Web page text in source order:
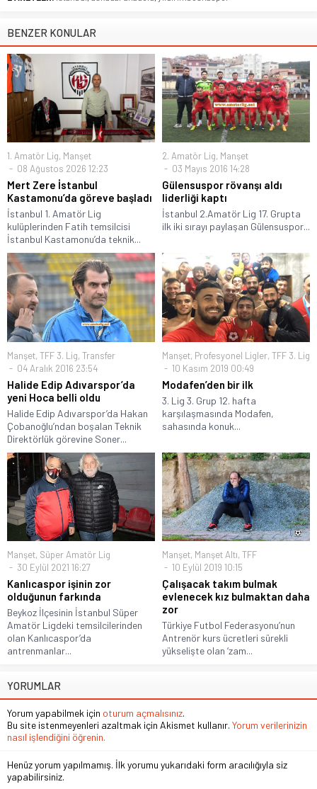
BENZER KONULAR
1. Amatör Lig, Manşet
08 Ağustos 2026 12:23
Mert Zere İstanbul
Kastamonu’da göreve başladı
İstanbul 1. Amatör Lig
kulüplerinden Fatih temsilcisi
İstanbul Kastamonu’da teknik...
2. Amatör Lig, Manşet
03 Mayıs 2016 14:28
Gülensuspor rövanşı aldı
liderliği kaptı
İstanbul 2.Amatör Lig 17. Grupta
ilk iki sırayı paylaşan Gülensuspor...
Manşet, TFF 3. Lig, Transfer
04 Aralık 2016 23:54
Halide Edip Adıvarspor’da
yeni Hoca belli oldu
Halide Edip Adıvarspor’da Hakan
Çobanoğlu’ndan boşalan Teknik
Direktörlük görevine Soner...
Manşet, Profesyonel Ligler, TFF 3. Lig
10 Kasım 2019 00:49
Modafen’den bir ilk
3. Lig 3. Grup 12. hafta
karşılaşmasında Modafen,
sahasında konuk...
Manşet, Süper Amatör Lig
30 Eylül 2021 16:27
Kanlıcaspor işinin zor
olduğunun farkında
Beykoz İlçesinin İstanbul Süper
Amatör Ligdeki temsilcilerinden
olan Kanlıcaspor’da
antrenmanlar...
Manşet, Manşet Altı, TFF
10 Eylül 2019 10:15
Çalışacak takım bulmak
evlenecek kız bulmaktan daha
zor
Türkiye Futbol Federasyonu’nun
Antrenör kurs ücretleri sürekli
yükselişte olan ‘zam...
YORUMLAR
Yorum yapabilmek için oturum açmalısınız.
Bu site istenmeyenleri azaltmak için Akismet kullanır. Yorum verilerinizin
nasıl işlendiğini öğrenin.
Henüz yorum yapılmamış. İlk yorumu yukarıdaki form aracılığıyla siz
yapabilirsiniz.